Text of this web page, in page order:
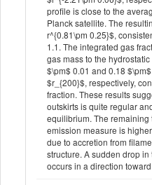
profile is close to the
Planck satellite. The
r^{0.81\pm 0.25}$,
1.1. The integrated gas
gas mass to the
$\pm$ 0.01 and 0.18
$r_{200}$, respectively,
fraction. These results
outskirts is quite regular
equilibrium. The remaining
emission measure is
due to accretion from
structure. A sudden drop
occurs in a direction